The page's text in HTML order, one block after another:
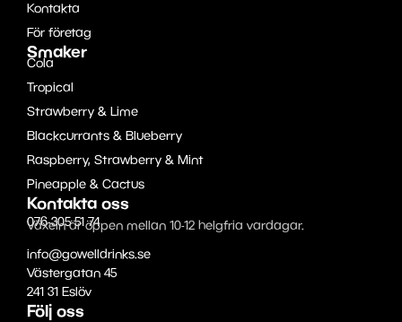
Kontakta
För företag
Smaker
Cola
Tropical
Strawberry & Lime
Blackcurrants & Blueberry
Raspberry, Strawberry & Mint
Pineapple & Cactus
Kontakta oss
076-305 51 74
Växeln är öppen mellan 10-12 helgfria vardagar.
info@gowelldrinks.se
Västergatan 45
241 31 Eslöv
Följ oss